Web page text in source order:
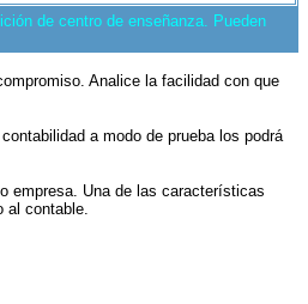
de centro de enseñanza. Pueden
Analice la facilidad con que
a modo de prueba los podrá
empresa. Una de las características
al contable.